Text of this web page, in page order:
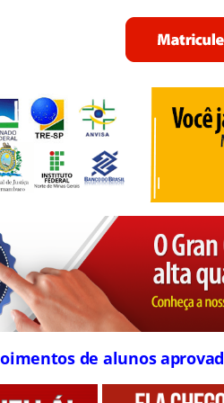
de alunos